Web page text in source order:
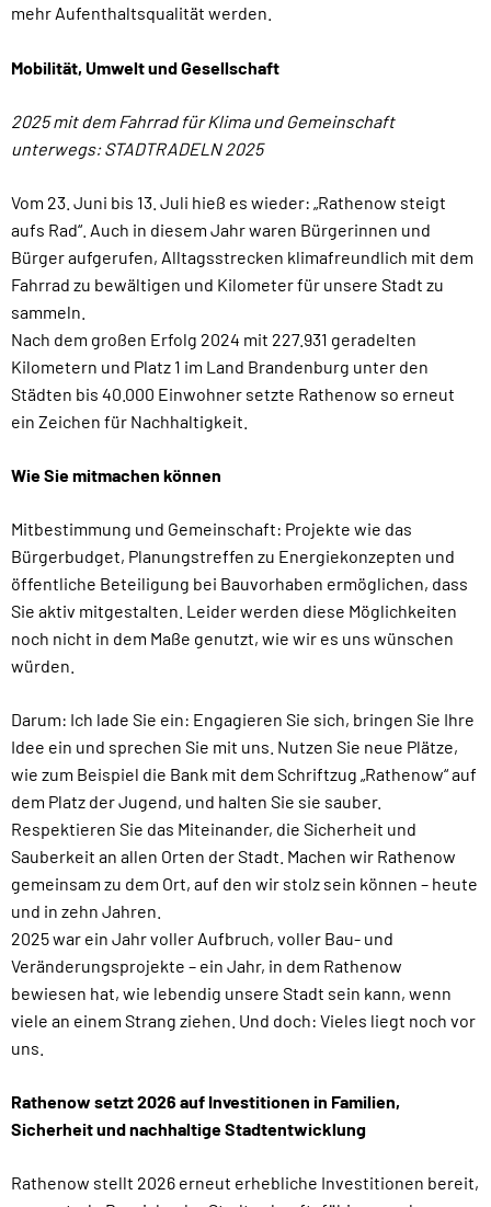
mehr Aufenthaltsqualität werden.
Mobilität, Umwelt und Gesellschaft
2025 mit dem Fahrrad für Klima und Gemeinschaft
unterwegs: STADTRADELN 2025
Vom 23. Juni bis 13. Juli hieß es wieder: „Rathenow steigt
aufs Rad“. Auch in diesem Jahr waren Bürgerinnen und
Bürger aufgerufen, Alltagsstrecken klimafreundlich mit dem
Fahrrad zu bewältigen und Kilometer für unsere Stadt zu
sammeln.
Nach dem großen Erfolg 2024 mit 227.931 geradelten
Kilometern und Platz 1 im Land Brandenburg unter den
Städten bis 40.000 Einwohner setzte Rathenow so erneut
ein Zeichen für Nachhaltigkeit.
Wie Sie mitmachen können
Mitbestimmung und Gemeinschaft: Projekte wie das
Bürgerbudget, Planungstreffen zu Energiekonzepten und
öffentliche Beteiligung bei Bauvorhaben ermöglichen, dass
Sie aktiv mitgestalten. Leider werden diese Möglichkeiten
noch nicht in dem Maße genutzt, wie wir es uns wünschen
würden.
Darum: Ich lade Sie ein: Engagieren Sie sich, bringen Sie Ihre
Idee ein und sprechen Sie mit uns. Nutzen Sie neue Plätze,
wie zum Beispiel die Bank mit dem Schriftzug „Rathenow“ auf
dem Platz der Jugend, und halten Sie sie sauber.
Respektieren Sie das Miteinander, die Sicherheit und
Sauberkeit an allen Orten der Stadt. Machen wir Rathenow
gemeinsam zu dem Ort, auf den wir stolz sein können – heute
und in zehn Jahren.
2025 war ein Jahr voller Aufbruch, voller Bau- und
Veränderungsprojekte – ein Jahr, in dem Rathenow
bewiesen hat, wie lebendig unsere Stadt sein kann, wenn
viele an einem Strang ziehen. Und doch: Vieles liegt noch vor
uns.
Rathenow setzt 2026 auf Investitionen in Familien,
Sicherheit und nachhaltige Stadtentwicklung
Rathenow stellt 2026 erneut erhebliche Investitionen bereit,